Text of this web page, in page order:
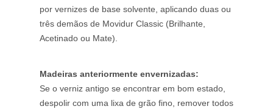
por vernizes de base solvente, aplicando duas ou
três demãos de Movidur Classic (Brilhante,
Acetinado ou Mate).
Madeiras anteriormente envernizadas:
Se o verniz antigo se encontrar em bom estado,
despolir com uma lixa de grão fino, remover todos